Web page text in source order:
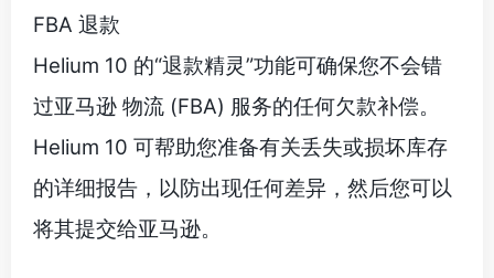
FBA 退款
Helium 10 的“退款精灵”功能可确保您不会错
过亚马逊 物流 (FBA) 服务的任何欠款补偿。
Helium 10 可帮助您准备有关丢失或损坏库存
的详细报告，以防出现任何差异，然后您可以
将其提交给亚马逊。